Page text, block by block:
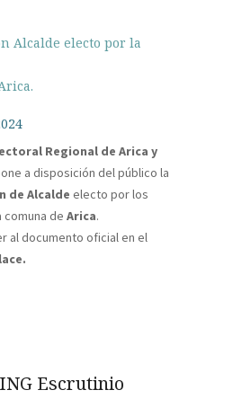
Alcalde electo por la
Regional de Arica y
a disposición del público la
de Alcalde electo por los
de Arica.
al documento oficial en el
Escrutinio